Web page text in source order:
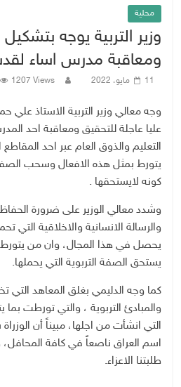
محلية
وزير التربية يوجه
ومعاقبة مدرس اساء
11 مايو، 2022 1207 Views
وجه معالي وزير التربية الاستاذ علي
عليا عاجلة للتحقيق ومعاقبة احد
التعليم والذوق العام عبر احد
يتورط بمثل هذه الافعال وسحب الصفة
كونه لايستحقها .
وشدد معالي الوزير على ضرورة
والرسالة الانسانية والاخلاقية التي
يحصل في هذا المجال، وان من يتورط
يستحق الصفة التربوية التي يحملها.
كما وجه الدليمي بغلق المعاهد التي
والمبادئ التربوية ، والتي تورطت بما
التي انشأت من اجلها، مبيناً أن
اسم العراق ناصعاً في كافة
طلبتنا الاعزاء.